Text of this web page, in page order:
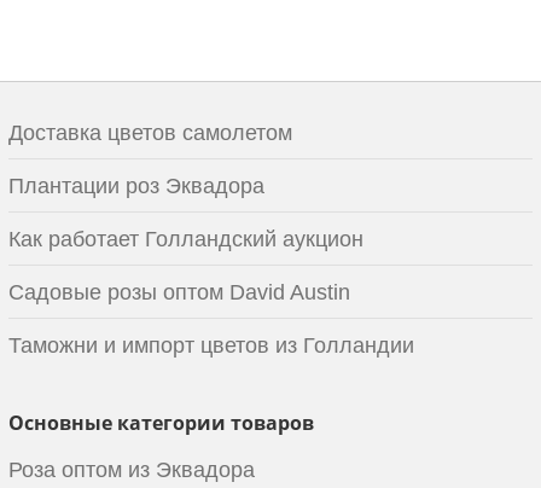
Доставка цветов самолетом
Плантации роз Эквадора
Как работает Голландский аукцион
Садовые розы оптом David Austin
Таможни и импорт цветов из Голландии
Основные категории товаров
Роза оптом из Эквадора